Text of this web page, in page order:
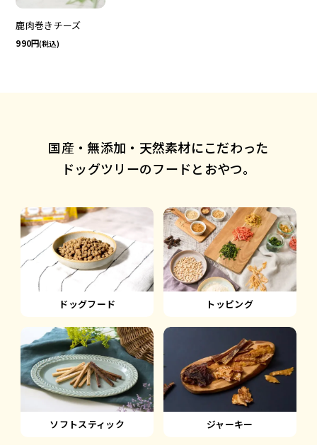
鹿肉巻きチーズ
990 (税込)
国産・無添加・天然素材にこだわった
ドッグツリーのフードとおやつ。
ドッグフード トッピング
ソフトスティック ジャーキー